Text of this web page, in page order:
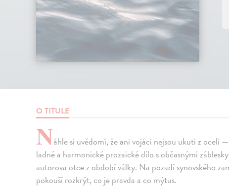
O TITULE
Náhle si uvědomí, že ani vojáci nejsou ukuti z oceli
ladné a harmonické prozaické dílo s občasnými
autorova otce z období války. Na pozadí synovského
pokouší rozkrýt, co je pravda a co mýtus.